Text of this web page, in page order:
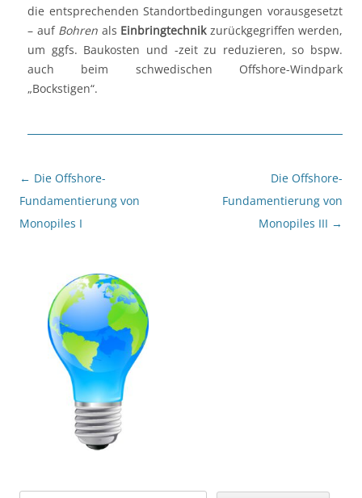
die entsprechenden Standortbedingungen vorausgesetzt
– auf Bohren als Einbringtechnikzurückgegriffen werden,
um ggfs. Baukosten und -zeit zu reduzieren, so bspw.
auch beim schwedischen Offshore-Windpark
„Bockstigen“.
Beitragsnavigation
← Die Offshore-
Fundamentierung von
Monopiles I
Die Offshore-
Fundamentierung von
Monopiles III →